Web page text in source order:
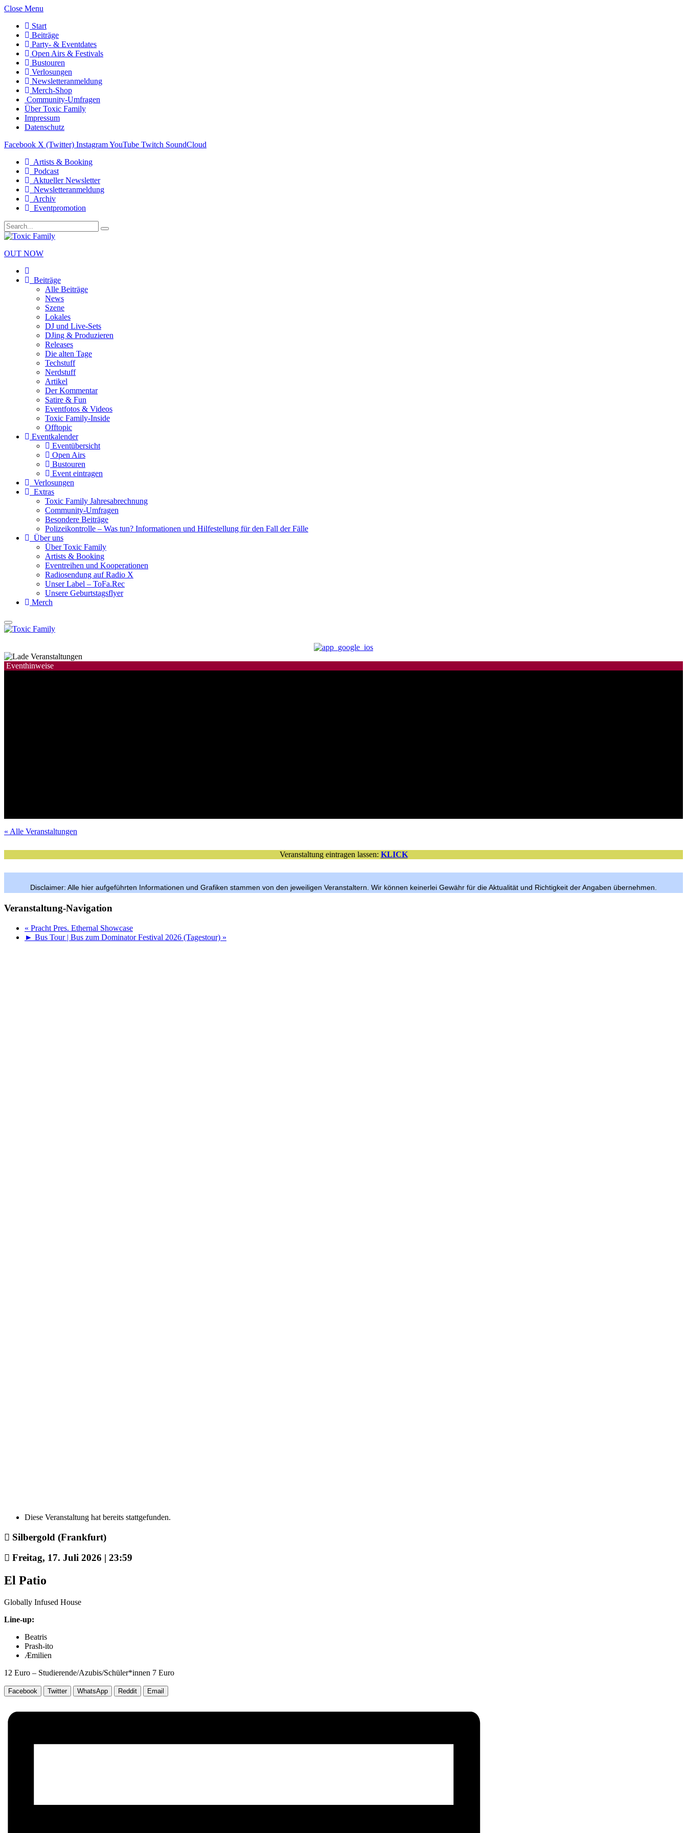
Close Menu
Start
Beiträge
Party- & Eventdates
Open Airs & Festivals
Bustouren
Verlosungen
Newsletteranmeldung
Merch-Shop
Community-Umfragen
Über Toxic Family
Impressum
Datenschutz
Facebook X (Twitter) InstagramYouTube Twitch SoundCloud
Artists & Booking
Podcast
Aktueller Newsletter
Newsletteranmeldung
Archiv
Eventpromotion
OUT NOW
Beiträge
Alle Beiträge
News
Szene
Lokales
DJ und Live-Sets
DJing & Produzieren
Releases
Die alten Tage
Techstuff
Nerdstuff
Artikel
Der Kommentar
Satire & Fun
Eventfotos & Videos
Toxic Family-Inside
Offtopic
Eventkalender
Eventübersicht
Open Airs
Bustouren
Event eintragen
Verlosungen
Extras
Toxic Family Jahresabrechnung
Community-Umfragen
Besondere Beiträge
Polizeikontrolle – Was tun? Informationen und Hilfestellung für den Fall der Fälle
Über uns
Über Toxic Family
Artists & Booking
Eventreihen und Kooperationen
Radiosendung auf Radio X
Unser Label – ToFa.Rec
Unsere Geburtstagsflyer
Merch
Eventhinweise
« Alle Veranstaltungen
Veranstaltung eintragen lassen: KLICK
Disclaimer: Alle hier aufgeführten Informationen und Grafiken stammen von den jeweiligen Veranstaltern. Wir können keinerlei Gewähr für die Aktualität und Richtigkeit der Angaben übernehmen.
Veranstaltung-Navigation
« Pracht Pres. Ethernal Showcase
► Bus Tour | Bus zum Dominator Festival 2026 (Tagestour) »
Diese Veranstaltung hat bereits stattgefunden.
Silbergold (Frankfurt)
Freitag, 17. Juli 2026 | 23:59
El Patio
Globally Infused House
Line-up:
Beatris
Prash-ito
Æmilien
12 Euro – Studierende/Azubis/Schüler*innen 7 Euro
Facebook Twitter WhatsApp Reddit Email